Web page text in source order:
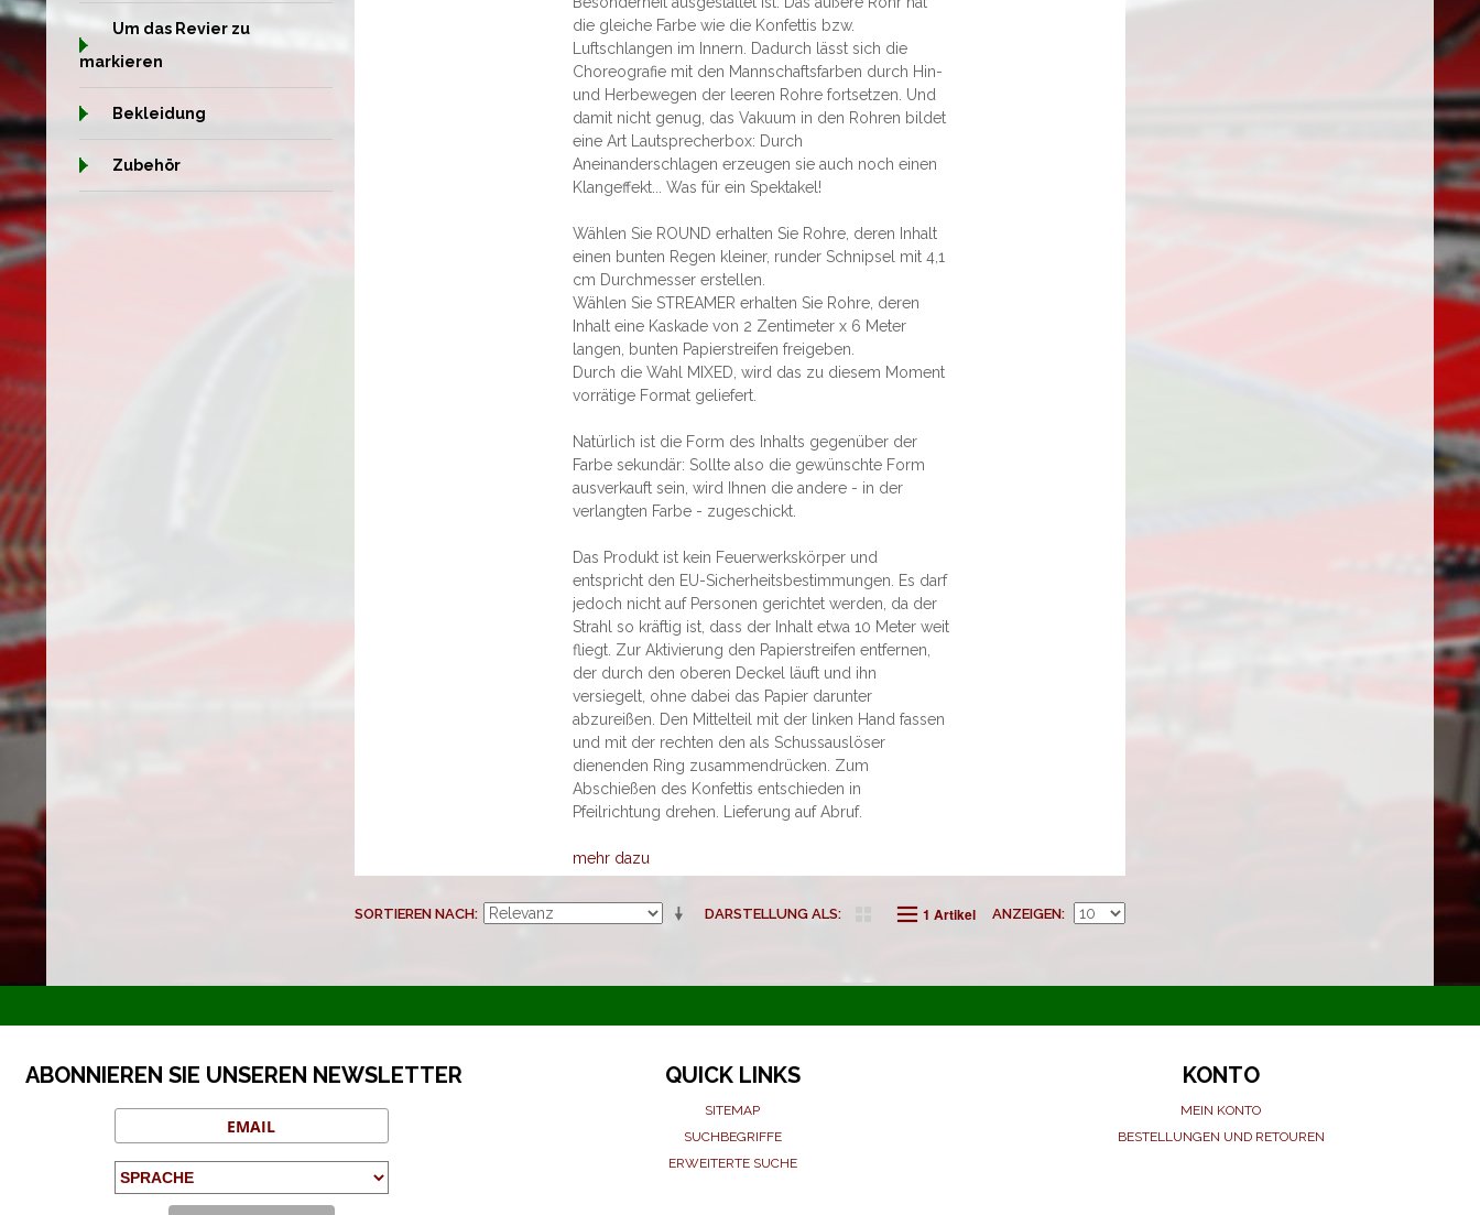
die gleiche Farbe wie die Konfettis bzw.
Luftschlangen im Innern. Dadurch lässt sich die
Choreografie mit den Mannschaftsfarben durch Hin-
und Herbewegen der leeren Rohre fortsetzen. Und
damit nicht genug, das Vakuum in den Rohren bildet
eine Art Lautsprecherbox: Durch
Aneinanderschlagen erzeugen sie auch noch einen
Klangeffekt... Was für ein Spektakel!
Wählen Sie ROUND erhalten Sie Rohre, deren Inhalt
einen bunten Regen kleiner, runder Schnipsel mit 4,1
cm Durchmesser erstellen.
Wählen Sie STREAMER erhalten Sie Rohre, deren
Inhalt eine Kaskade von 2 Zentimeter x 6 Meter
langen, bunten Papierstreifen freigeben.
Durch die Wahl MIXED, wird das zu diesem Moment
vorrätige Format geliefert.
Natürlich ist die Form des Inhalts gegenüber der
Farbe sekundär: Sollte also die gewünschte Form
ausverkauft sein, wird Ihnen die andere - in der
verlangten Farbe - zugeschickt.
Das Produkt ist kein Feuerwerkskörper und
entspricht den EU-Sicherheitsbestimmungen. Es darf
jedoch nicht auf Personen gerichtet werden, da der
Strahl so kräftig ist, dass der Inhalt etwa 10 Meter weit
fliegt. Zur Aktivierung den Papierstreifen entfernen,
der durch den oberen Deckel läuft und ihn
versiegelt, ohne dabei das Papier darunter
abzureißen. Den Mittelteil mit der linken Hand fassen
und mit der rechten den als Schussauslöser
dienenden Ring zusammendrücken. Zum
Abschießen des Konfettis entschieden in
Pfeilrichtung drehen. Lieferung auf Abruf.
mehr dazu
DARSTELLUNG ALS
SORTIEREN NACH 1 Artikel ANZEIGEN
Um das Revier zu
markieren
Bekleidung
Zubehör
ABONNIEREN SIE UNSEREN NEWSLETTER QUICK LINKS
SITEMAP
SUCHBEGRIFFE
ERWEITERTE SUCHE
KONTO
MEIN KONTO
BESTELLUNGEN UND RETOUREN